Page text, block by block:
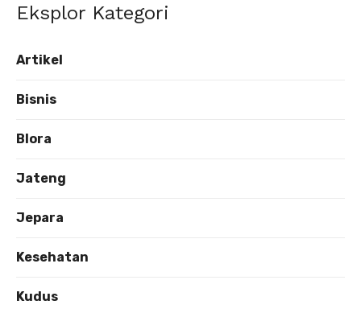
Eksplor Kategori
Artikel
Bisnis
Blora
Jateng
Jepara
Kesehatan
Kudus